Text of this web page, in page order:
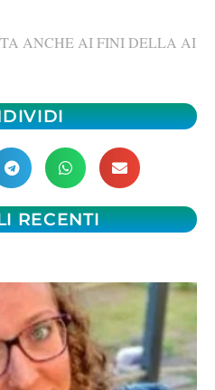
ANCHE AI FINI DELLA AI
RECENTI